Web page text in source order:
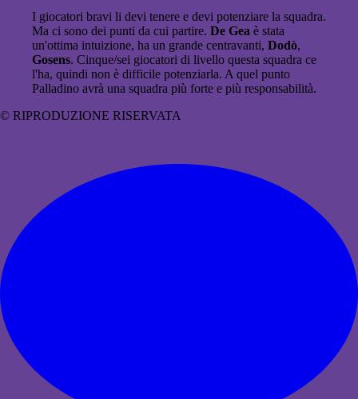
I giocatori bravi li devi tenere e devi potenziare la squadra.
Ma ci sono dei punti da cui partire. De Gea è stata
un'ottima intuizione, ha un grande centravanti, Dodò,
Gosens. Cinque/sei giocatori di livello questa squadra ce
l'ha, quindi non è difficile potenziarla. A quel punto
Palladino avrà una squadra più forte e più responsabilità.
© RIPRODUZIONE RISERVATA